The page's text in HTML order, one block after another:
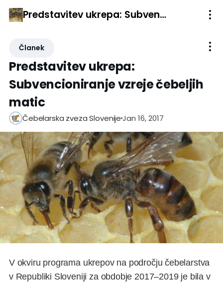
Predstavitev ukrepa: Subvencioniranje vzreje čebeljih matic
Članek
Predstavitev ukrepa:
Subvencioniranje vzreje čebeljih
matic
Čebelarska zveza SlovenijeJan 16, 2017
V okviru programa ukrepov na področju čebelarstva
v Republiki Sloveniji za obdobje 2017–2019 je bila v